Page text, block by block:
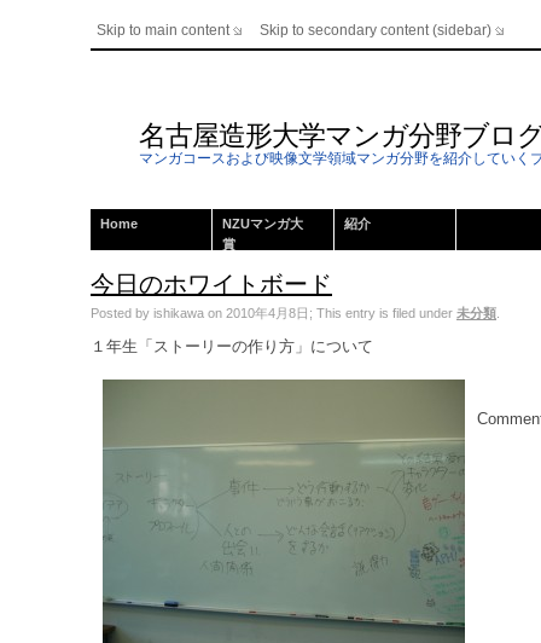
Skip to main content Skip to secondary content (sidebar)
名古屋造形大学マンガ分野ブロ
マンガコースおよび映像文学領域マンガ分野を紹介していく
Home
NZUマンガ大
賞
紹介
今日のホワイトボード
Posted by ishikawa on 2010年4月8日; This entry is filed under 未分類
１年生「ストーリーの作り方」について